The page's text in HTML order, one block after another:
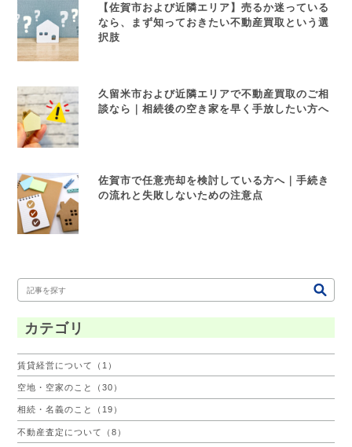
【佐賀市および近隣エリア】売るか迷っている
なら、まず知っておきたい不動産買取という選
択肢
久留米市および近隣エリアで不動産買取のご相
談なら｜相続後の空き家を早く手放したい方へ
佐賀市で任意売却を検討している方へ｜手続き
の流れと失敗しないための注意点
カテゴリ
賃貸経営について（1）
空地・空家のこと（30）
相続・名義のこと（19）
不動産査定について（8）